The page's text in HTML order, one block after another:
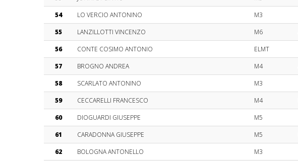
54
LO VERCIO ANTONINO M3
55
LANZILLOTTI VINCENZO M6
56
CONTE COSIMO ANTONIO ELMT
57
BROGNO ANDREA M4
58
SCARLATO ANTONINO M3
59
CECCARELLI FRANCESCO M4
60
DIOGUARDI GIUSEPPE M5
61
CARADONNA GIUSEPPE M5
62
BOLOGNA ANTONELLO M3